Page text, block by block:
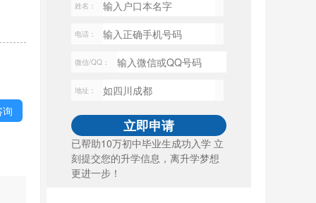
姓名：
电话：
微信/QQ：
地址：
已帮助10万初中毕业生成功入学 立
刻提交您的升学信息，离升学梦想
更进一步！